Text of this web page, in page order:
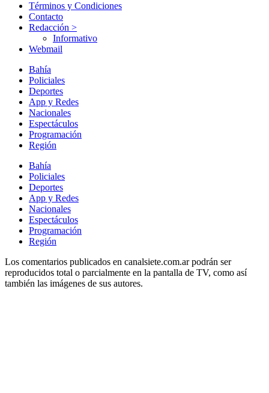
Términos y Condiciones
Contacto
Redacción >
Informativo
Webmail
Bahía
Policiales
Deportes
App y Redes
Nacionales
Espectáculos
Programación
Región
Bahía
Policiales
Deportes
App y Redes
Nacionales
Espectáculos
Programación
Región
Los comentarios publicados en canalsiete.com.ar podrán ser
reproducidos total o parcialmente en la pantalla de TV, como así
también las imágenes de sus autores.